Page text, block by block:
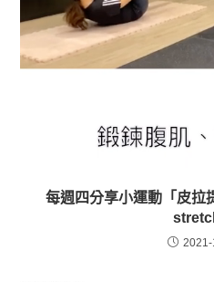
每週四分享小運動「皮拉